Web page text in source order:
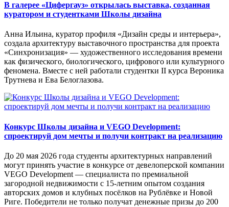
В галерее «Цифергауз» открылась выставка, созданная
куратором и студентками Школы дизайна
Анна Ильина, куратор профиля «Дизайн среды и интерьера»,
создала архитектуру выставочного пространства для проекта
«Синхронизация» — художественного исследования времени
как физического, биологического, цифрового или культурного
феномена. Вместе с ней работали студентки II курса Вероника
Трутнева и Ева Белоглазова.
Конкурс Школы дизайна и VEGO Development:
спроектируй дом мечты и получи контракт на реализацию
До 20 мая 2026 года студенты архитектурных направлений
могут принять участие в конкурсе от девелоперской компании
VEGO Development — специалиста по премиальной
загородной недвижимости с 15-летним опытом создания
авторских домов и клубных посёлков на Рублёвке и Новой
Риге. Победители не только получат денежные призы до 200